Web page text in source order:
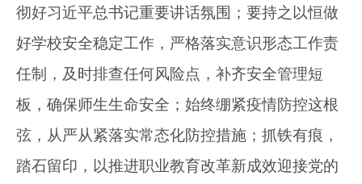
彻好习近平总书记重要讲话氛围；要持之以恒做
好学校安全稳定工作，严格落实意识形态工作责
任制，及时排查任何风险点，补齐安全管理短
板，确保师生生命安全；始终绷紧疫情防控这根
弦，从严从紧落实常态化防控措施；抓铁有痕，
踏石留印，以推进职业教育改革新成效迎接党的